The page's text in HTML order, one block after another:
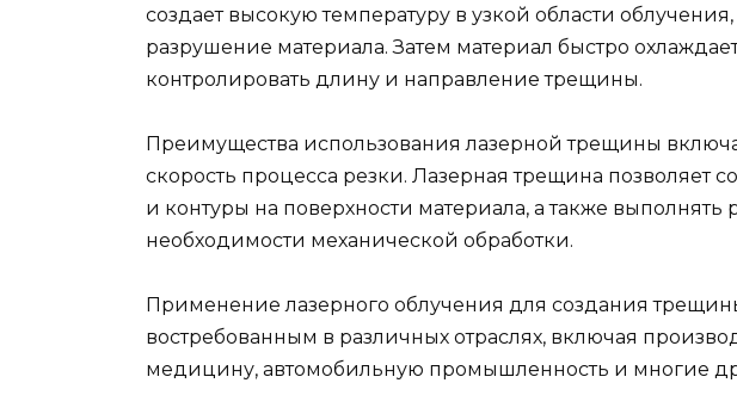
создает высокую температуру в узкой области
разрушение материала. Затем материал быстро
контролировать длину и направление трещины.
Преимущества использования лазерной трещины
скорость процесса резки. Лазерная трещина позволяет
и контуры на поверхности материала, а также выполнять
необходимости механической обработки.
Применение лазерного облучения для создания
востребованным в различных отраслях, включая
медицину, автомобильную промышленность и многие